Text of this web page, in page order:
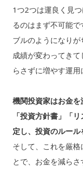
1つ2つは運良く見
るのはまず不可能
ブルのようになり
成績が変わってき
らさずに増やす運用
機関投資家はお金を
「投資方針書」「
定し、投資のルール
そして、これを厳
とで、お金を減らさ